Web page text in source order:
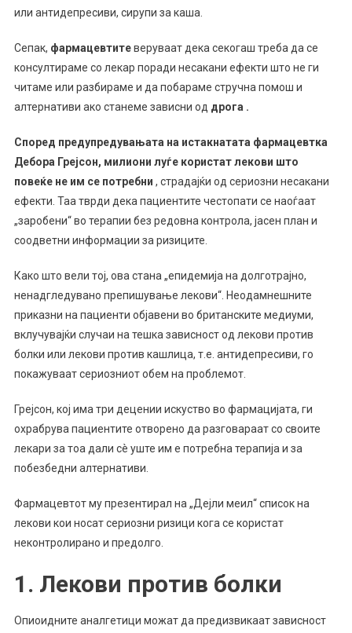
Ги
Пијам
или антидепресиви, сирупи за каша.
Сепак, фармацевтитеверуваат дека секогаш треба да се
консултираме со лекар поради несакани ефекти што не ги
читаме или разбираме и да побараме стручна помош и
алтернативи ако станеме зависни од дрога .
Според предупредувањата на истакнатата фармацевтка
Дебора Грејсон, милиони луѓе користат лекови што
повеќе не им се потребни , страдајќи од сериозни несакани
ефекти. Таа тврди дека пациентите честопати се наоѓаат
„заробени“ во терапии без редовна контрола, јасен план и
соодветни информации за ризиците.
Како што вели тој, ова стана „епидемија на долготрајно,
ненадгледувано препишување лекови“. Неодамнешните
приказни на пациенти објавени во британските медиуми,
вклучувајќи случаи на тешка зависност од лекови против
болки или лекови против кашлица, т.е. антидепресиви, го
покажуваат сериозниот обем на проблемот.
Грејсон, кој има три децении искуство во фармацијата, ги
охрабрува пациентите отворено да разговараат со своите
лекари за тоа дали сè уште им е потребна терапија и за
побезбедни алтернативи.
Фармацевтот му презентирал на „Дејли меил“ список на
лекови кои носат сериозни ризици кога се користат
неконтролирано и предолго.
1. Лекови против болки
Опиоидните аналгетици можат да предизвикаат зависност